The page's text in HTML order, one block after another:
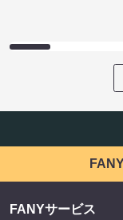
FANYサービス